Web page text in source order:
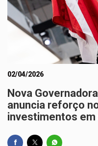
02/04/2026
Nova
anuncia reforço
investimentos em